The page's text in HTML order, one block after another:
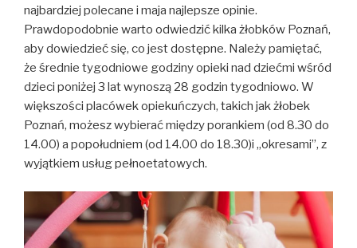
najbardziej polecane i maja najlepsze opinie.
Prawdopodobnie warto odwiedzić kilka żłobków Poznań,
aby dowiedzieć się, co jest dostępne. Należy pamiętać,
że średnie tygodniowe godziny opieki nad dziećmi wśród
dzieci poniżej 3 lat wynoszą 28 godzin tygodniowo. W
większości placówek opiekuńczych, takich jak żłobek
Poznań, możesz wybierać między porankiem (od 8.30 do
14.00) a popołudniem (od 14.00 do 18.30)i „okresami”, z
wyjątkiem usług pełnoetatowych.